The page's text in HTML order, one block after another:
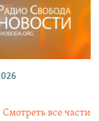
Смотреть все части